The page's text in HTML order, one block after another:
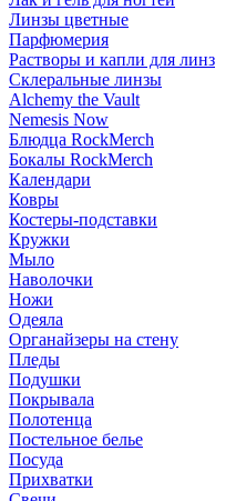
Линзы цветные
Парфюмерия
Растворы и капли для линз
Склеральные линзы
Alchemy the Vault
Nemesis Now
Блюдца RockMerch
Бокалы RockMerch
Календари
Ковры
Костеры-подставки
Кружки
Мыло
Наволочки
Ножи
Одеяла
Органайзеры на стену
Пледы
Подушки
Покрывала
Полотенца
Постельное белье
Посуда
Прихватки